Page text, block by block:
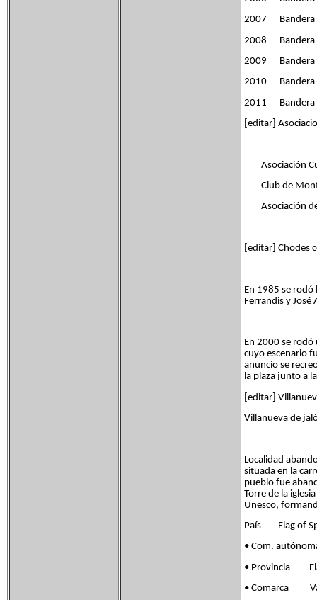
2007 Bandera
2008 Bandera
2009 Bandera
2010 Bandera
2011 Bandera
[editar]
Asociación
Club de
Asociación de
[editar] Chodes
En 1985 se
Ferrandis y
En 2000 se
cuyo escenario
anuncio se
la plaza junto a
[editar]
Villanueva de
Localidad
situada en la
pueblo fue
Torre de la
Unesco,
País Flag of
• Com.
• Provincia
• Comarca